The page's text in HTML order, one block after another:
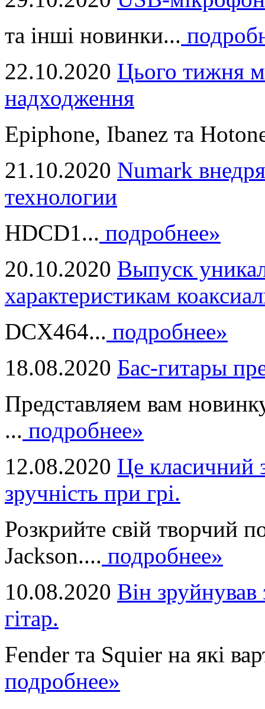
та інші новинки...
22.10.2020 Цього тижня
надходження
Epiphone, Ibanez та
21.10.2020 Numark
технологии
HDCD1... подробнее»
20.10.2020 Выпуск
характеристикам
DCX464... подробнее»
18.08.2020 Бас-гитары
Представляем вам
... подробнее»
12.08.2020 Це класичний
зручність при грі.
Розкрийте свій творчий
Jackson.... подробнее»
10.08.2020 Він
гітар.
Fender та Squier на які
подробнее»